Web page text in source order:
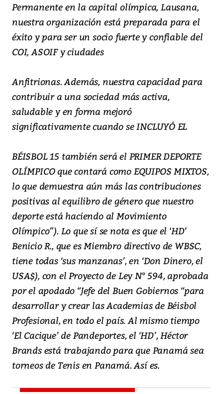
Permanente en la capital olímpica, Lausana,
nuestra organización está preparada para el
éxito y para ser un socio fuerte y confiable del
COI, ASOIF y ciudades
Anfitrionas. Además, nuestra capacidad para
contribuir a una sociedad más activa,
saludable y en forma mejoró
significativamente cuando se INCLUYÓ EL
BÉISBOL 15 también será el PRIMER DEPORTE
OLÍMPICO que contará como EQUIPOS MIXTOS,
lo que demuestra aún más las contribuciones
positivas al equilibro de género que nuestro
deporte está haciendo al Movimiento
Olímpico”). Lo que sí se nota es que el ‘HD’
Benicio R., que es Miembro directivo de WBSC,
tiene todas ‘sus manzanas’, en ‘Don Dinero, el
USA$), con el Proyecto de Ley N° 594, aprobada
por el apodado “Jefe del Buen Gobiernos “para
desarrollar y crear las Academias de Béisbol
Profesional, en todo el país. Al mismo tiempo
‘El Cacique’ de Pandeportes, el ‘HD’, Héctor
Brands está trabajando para que Panamá sea
torneos de Tenis en Panamá. Así es.